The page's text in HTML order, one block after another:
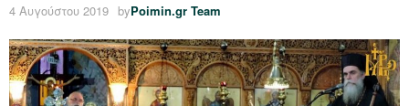
4 Αυγούστου 2019 byPoimin.gr Team